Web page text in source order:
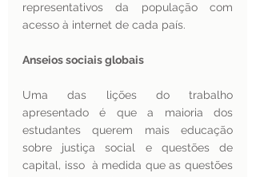
representativos da população com
acesso à internet de cada país.
Anseios sociais globais
Uma das lições do trabalho
apresentado é que a maioria dos
estudantes querem mais educação
sobre justiça social e questões de
capital, isso  à medida que as questões